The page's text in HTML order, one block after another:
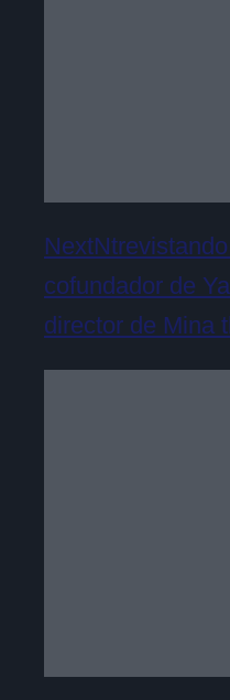
cofundador de
director de Mina